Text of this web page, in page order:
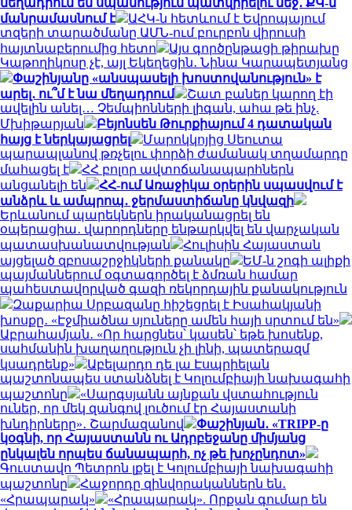
մանրամասնում է
ԱՀԿ-ն հետևում է Եվրոպայում
տզերի տարածմանը ԱՄՆ-ում բուրբոն վիրուսի
հայտնաբերումից հետո
Այս գործընթացի թիրախը
Կաթողիկոսը չէ, այլ Եկեղեցին․ Նինա Կարապետյանց
Փաշինյանը «անսպասելի խոստովանություն» է
արել․ ու՞մ է նա մեղադրում
Շատ բաներ կարող էի
ավելին անել… Չեմպիոնների լիգան, ահա թե ինչ.
Մխիթարյան
Բեյոնսեն Թուրքիայում 4 դատական
հայց է ներկայացրել
Մարոկկոյից Սեուտա
պարապլանով թռչելու փորձի ժամանակ տղամարդը
մահացել է
ՀՀ բոլոր ավտոճանապարհներն
անցանելի են
ՀՀ-ում Առաջիկա օրերին սպասվում է
անձրև և ամպրոպ․ ջերմաստիճանը կնվազի
Երևանում պարեկներն իրականացրել են
օպերացիա․ վարորդները ենթարկվել են վարչական
պատասխանատվության
Հուլիսին Հայաստան
այցելած զբոսաշրջիկների քանակը
ԵՄ-ն շոգի ալիքի
պայմաններում օգտագործել է ձմռան համար
պահեստավորված գազի ռեկորդային քանակություն
Զաքարիա Սրբազանը հիշեցրել է Իսահակյանի
խոսքը․ «Էջմիածնա սյուները ամեն հայի սրտում են»
Աբրահամյան․ «Որ հարցնես՝ կասեն՝ եթե խոսենք,
սահմանին խաղաղություն չի լինի, պատերազմ
կսադրենք»
Աբելարդո դե լա Էսպրիելան
պաշտոնապես ստանձնել է Կոլումբիայի նախագահի
պաշտոնը
«Սարգսյանն այնքան վստահություն
ուներ, որ մեկ զանգով լուծում էր Հայաստանի
խնդիրները»․ Շարմազանով
Փաշինյան․ «TRIPP-ը
կօգնի, որ Հայաստանն ու Ադրբեջանը միմյանց
ընկալեն որպես ճանապարհ, ոչ թե խոչընդոտ»
Գուստավո Պետրոն լքել է Կոլումբիայի նախագահի
պաշտոնը
Հաջորդը զինվորականներն են․
«Հրապարակ»
«Հրապարակ». Որքան գումար են